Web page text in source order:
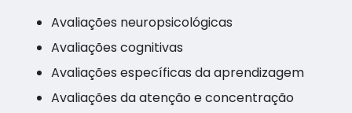
Avaliações neuropsicológicas
Avaliações cognitivas
Avaliações específicas da aprendizagem
Avaliações da atenção e concentração